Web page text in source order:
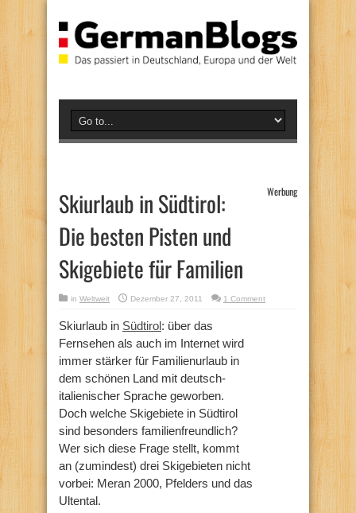
Skiurlaub in Südtirol:
Die besten Pisten und
Skigebiete für Familien
Werbung
in Weltweit Dezember 27, 2011 1 Comment
Skiurlaub in Südtirol: über das
Fernsehen als auch im Internet wird
immer stärker für Familienurlaub in
dem schönen Land mit deutsch-
italienischer Sprache geworben.
Doch welche Skigebiete in Südtirol
sind besonders familienfreundlich?
Wer sich diese Frage stellt, kommt
an (zumindest) drei Skigebieten nicht
vorbei: Meran 2000, Pfelders und das
Ultental.